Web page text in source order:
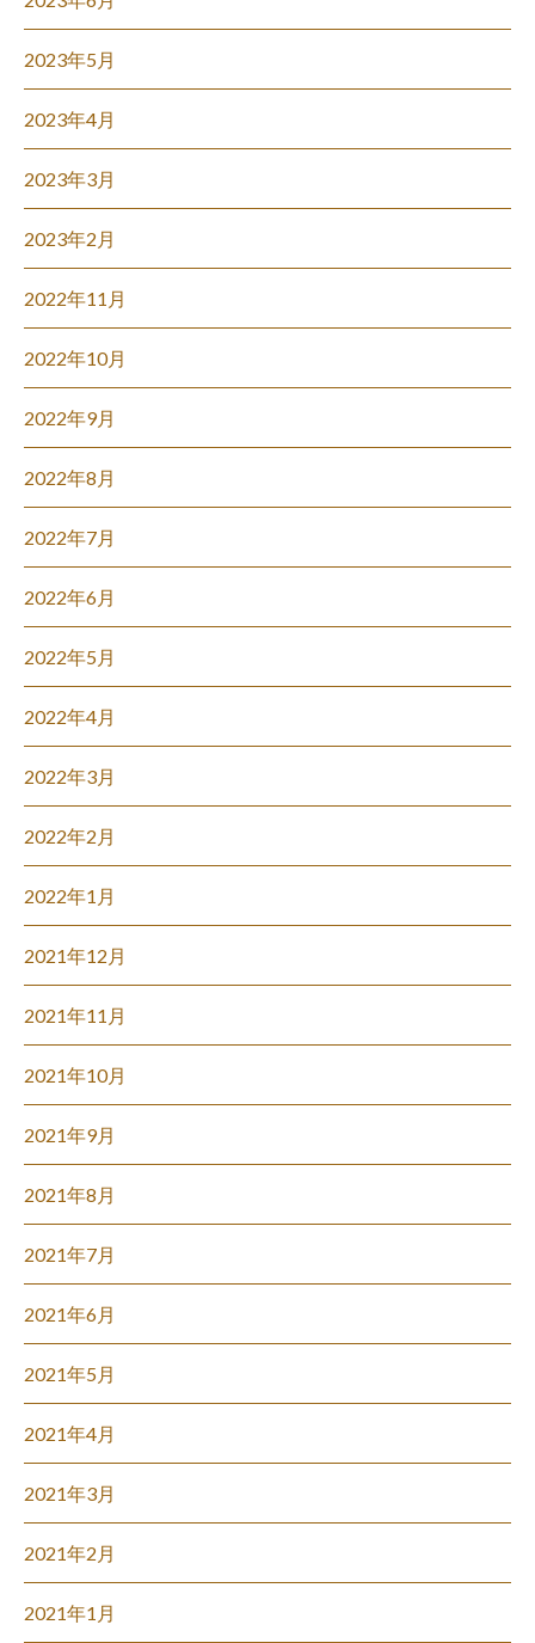
2023年5月
2023年4月
2023年3月
2023年2月
2022年11月
2022年10月
2022年9月
2022年8月
2022年7月
2022年6月
2022年5月
2022年4月
2022年3月
2022年2月
2022年1月
2021年12月
2021年11月
2021年10月
2021年9月
2021年8月
2021年7月
2021年6月
2021年5月
2021年4月
2021年3月
2021年2月
2021年1月